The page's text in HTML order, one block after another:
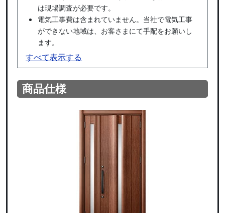
は現場調査が必要です。
電気工事費は含まれていません。当社で電気工事
ができない地域は、お客さまにて手配をお願いし
ます。
すべて表示する
商品仕様